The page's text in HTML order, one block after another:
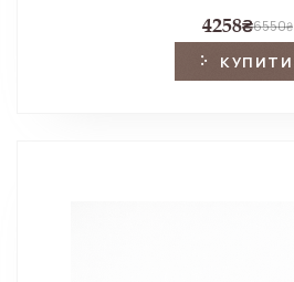
4258₴6550₴
КУПИТИ